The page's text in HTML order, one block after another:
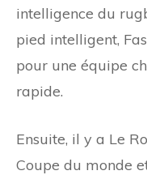
intelligence du
pied intelligent,
pour une équipe
rapide.
Ensuite, il y a Le
Coupe du monde